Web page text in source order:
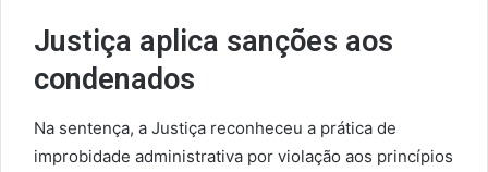
Justiça aplica sanções aos
condenados
Na sentença, a Justiça reconheceu a prática de
improbidade administrativa por violação aos princípios